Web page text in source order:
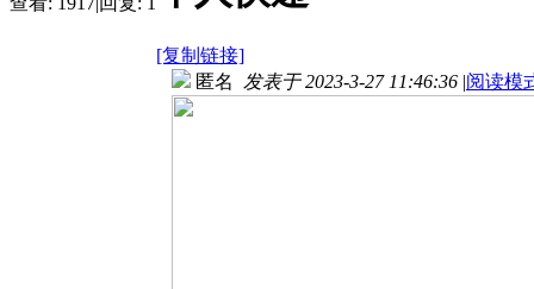
[复制链接]
匿名 发表于 2023-3-27 11:46:36 |阅读模